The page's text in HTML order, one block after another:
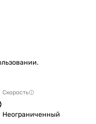
Скорость
Неограниченный